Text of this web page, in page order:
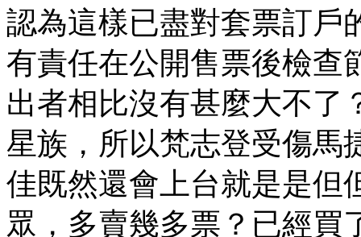
認為這樣已盡對套票訂戶
有責任在公開售票後檢查
出者相比沒有甚麼大不了
星族，所以梵志登受傷馬
佳既然還會上台就是是但
眾，多賣幾多票？已經買